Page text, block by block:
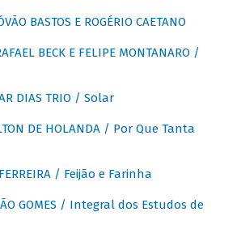
BASTOS E ROGÉRIO CAETANO
BECK E FELIPE MONTANARO /
DIAS TRIO / Solar
DE HOLANDA / Por Que Tanta
/ Feijão e Farinha
GOMES / Integral dos Estudos de